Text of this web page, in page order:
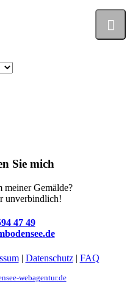
Sie mich
meiner Gemälde?
unverbindlich!
47 49
| Datenschutz| FAQ
webagentur.de